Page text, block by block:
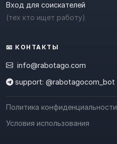
Вход для соискателей
(тех кто ищет работу)
📧 КОНТАКТЫ
info@rabotago.com
support: @rabotagocom_bot
Политика конфиденциальности
Условия использования